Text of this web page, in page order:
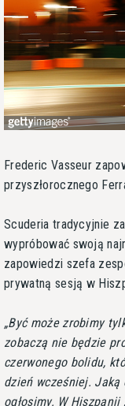
Frederic Vasseur
przyszłorocznego
Scuderia tradycyjnie
wypróbować swoją
zapowiedzi szefa
prywatną sesją w
Być może zrobimy
zobaczą nie będzie
czerwonego bolidu,
dzień wcześniej. Jaką
ogłosimy. W